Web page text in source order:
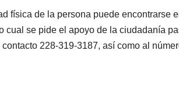
física de la persona puede encontrarse
cual se pide el apoyo de la ciudadanía
228-319-3187, así como al